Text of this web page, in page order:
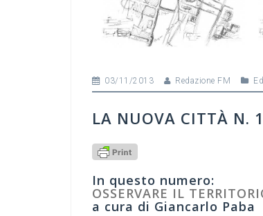
03/11/2013 Redazione FM
LA NUOVA CITTÀ N.
In questo numero:
OSSERVARE IL
a cura di Giancarlo Paba